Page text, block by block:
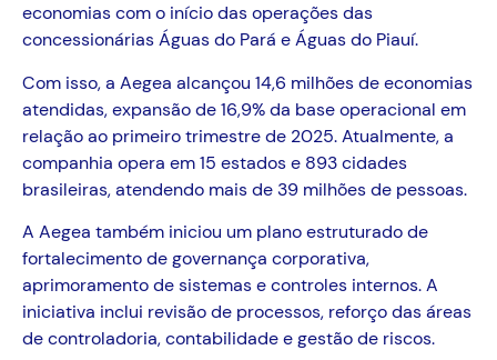
economias com o início das operações das
concessionárias Águas do Pará e Águas do Piauí.
Com isso, a Aegea alcançou 14,6 milhões de economias
atendidas, expansão de 16,9% da base operacional em
relação ao primeiro trimestre de 2025. Atualmente, a
companhia opera em 15 estados e 893 cidades
brasileiras, atendendo mais de 39 milhões de pessoas.
A Aegea também iniciou um plano estruturado de
fortalecimento de governança corporativa,
aprimoramento de sistemas e controles internos. A
iniciativa inclui revisão de processos, reforço das áreas
de controladoria, contabilidade e gestão de riscos.